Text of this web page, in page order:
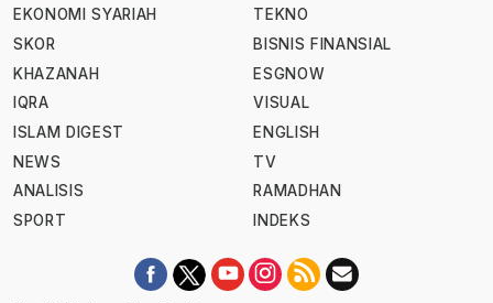
EKONOMI SYARIAH
SKOR
KHAZANAH
IQRA
ISLAM DIGEST
NEWS
ANALISIS
SPORT
TEKNO
BISNIS FINANSIAL
ESGNOW
VISUAL
ENGLISH
TV
RAMADHAN
INDEKS